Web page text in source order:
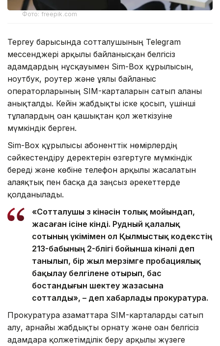
Фото: freepik.com
Тергеу барысында сотталушының Telegram
мессенджері арқылы байланысқан белгісіз
адамдардың нұсқауымен Sim-Box құрылғысын,
ноутбук, роутер және ұялы байланыс
операторларының SIM-карталарын сатып алғаны
анықталды. Кейін жабдықты іске қосып, үшінші
тұлғалардың оған қашықтан қол жеткізуіне
мүмкіндік берген.
Sim-Box құрылғысы абоненттік нөмірлердің
сәйкестендіру деректерін өзгертуге мүмкіндік
береді және көбіне телефон арқылы жасалатын
алаяқтық пен басқа да заңсыз әрекеттерде
қолданылады.
«Сотталушы өз кінәсін толық мойындап,
жасаған ісіне өкінді. Рудный қалалық
сотының үкімімен ол Қылмыстық кодекстің
213-бабының 2-бөлігі бойынша кінәлі деп
танылып, бір жыл мерзімге пробациялық
бақылау белгілене отырып, бас
бостандығын шектеу жазасына
сотталды», – деп хабарлады прокуратура.
Прокуратура азаматтарға SIM-карталарды сатып
алу, арнайы жабдықты орнату және оған белгісіз
адамдарға қолжетімділік беру арқылы жүзеге